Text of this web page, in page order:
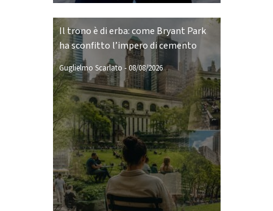
Il trono è di erba: come Bryant Park
ha sconfitto l’impero di cemento
Guglielmo Scarlato -08/08/2026